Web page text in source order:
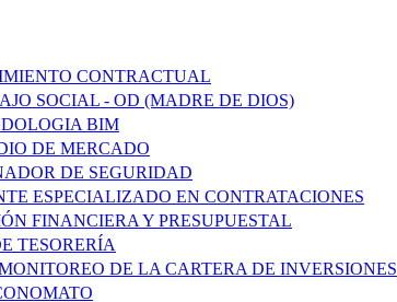
CONTRACTUAL
SOCIAL - OD (MADRE DE DIOS)
BIM
DE MERCADO
DE SEGURIDAD
ESPECIALIZADO EN CONTRATACIONES
FINANCIERA Y PRESUPUESTAL
TESORERÍA
DE LA CARTERA DE INVERSIONES